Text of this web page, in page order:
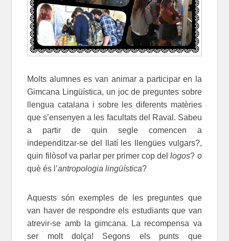
Molts alumnes es van animar a participar en la
Gimcana Lingüística, un joc de preguntes sobre
llengua catalana i sobre les diferents matèries
que s’ensenyen a les facultats del Raval. Sabeu
a partir de quin segle comencen a
independitzar-se del llatí les llengües vulgars?,
quin filòsof va parlar per primer cop dellogos? o
què és l’antropologia lingüística?
Aquests són exemples de les preguntes que
van haver de respondre els estudiants que van
atrevir-se amb la gimcana. La recompensa va
ser molt dolça! Segons els punts que